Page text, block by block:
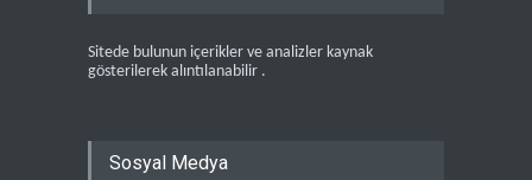
Sitede bulunun içerikler ve analizler kaynak
gösterilerek alıntılanabilir .
Sosyal Medya